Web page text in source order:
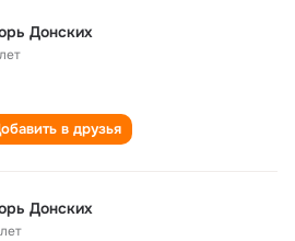
Донских
в друзья
Донских